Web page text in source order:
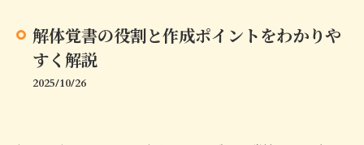
解体覚書の役割と作成ポイントをわかりや
すく解説
2025/10/26